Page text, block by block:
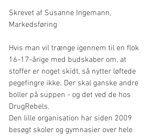
Skrevet af Susanne Ingemann,
Markedsføring
Hvis man vil trænge igennem til en flok
16-17-årige med budskaber om, at
stoffer er noget skidt, så nytter løftede
pegefingre ikke. Der skal ganske andre
boller på suppen - og det ved de hos
DrugRebels.
Den lille organisation har siden 2009
besøgt skoler og gymnasier over hele